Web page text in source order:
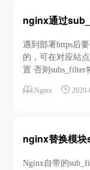
nginx通过
遇到部署https后
的，可在对应站
置 否则subs_filter
subs...
 Nginx 
nginx替换模
Nginx自带的